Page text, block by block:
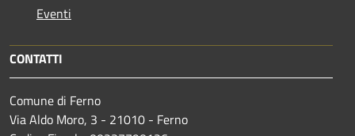
Eventi
CONTATTI
Comune di Ferno
Via Aldo Moro, 3 - 21010 - Ferno